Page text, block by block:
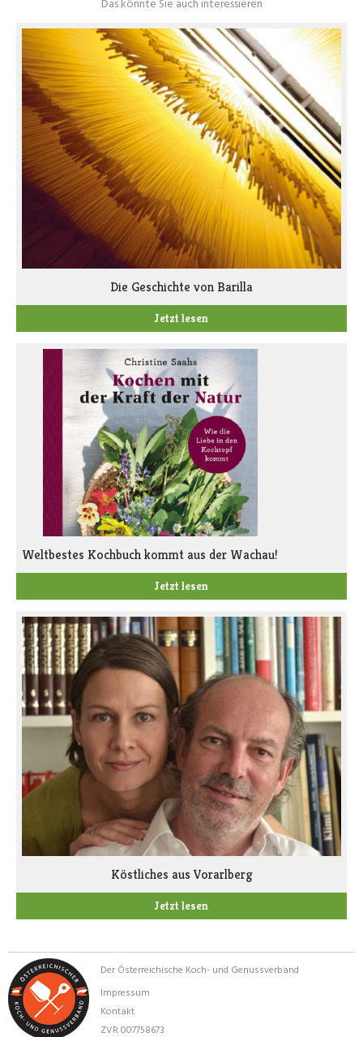
Die Geschichte von Barilla
Jetzt lesen
Weltbestes Kochbuch kommt aus der Wachau!
Jetzt lesen
Köstliches aus Vorarlberg
Jetzt lesen
Der Österreichische Koch- und Genussverband
Impressum
Kontakt
ZVR 007758673